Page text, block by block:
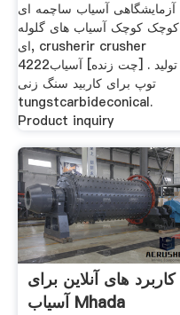
آزمایشگاهی آسیاب ساچمه ای
کوچک کوچک آسیاب های گلوله
ای, crusherir crusher
4222تولید . [چت زنده] آسیاب
توپ برای کاربید سنگ زنی
tungstcarbideconical.
Product inquiry
کاربرد های آنلاین برای
آسیاب Mhada